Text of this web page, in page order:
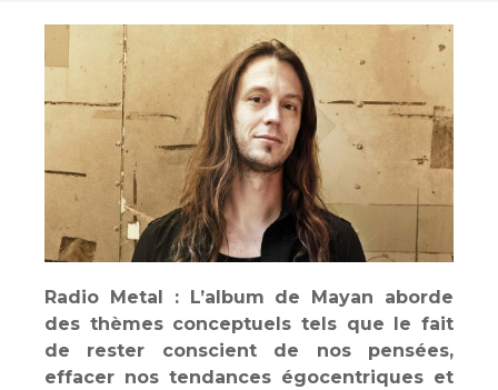
Radio Metal : L’album de Mayan aborde
des thèmes conceptuels tels que le fait
de rester conscient de nos pensées,
effacer nos tendances égocentriques et